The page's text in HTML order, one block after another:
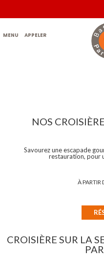
MENU APPELER
NOS
Savourez une escapade
restauration, pour
À PARTIR
CROISIÈRE SUR LA